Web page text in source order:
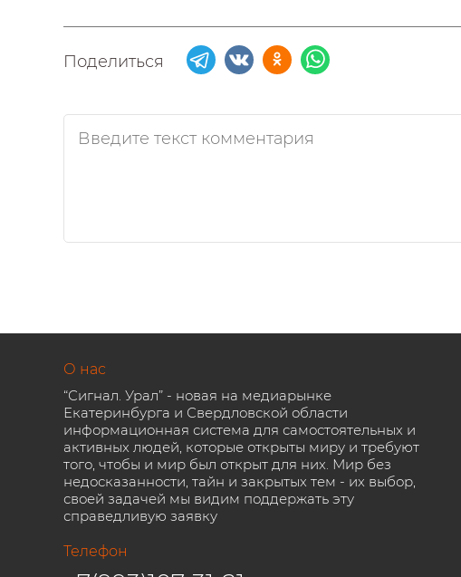
Поделиться
О нас
“Сигнал. Урал” - новая на медиарынке
Екатеринбурга и Свердловской области
информационная система для самостоятельных и
активных людей, которые открыты миру и требуют
того, чтобы и мир был открыт для них. Мир без
недосказанности, тайн и закрытых тем - их выбор,
своей задачей мы видим поддержать эту
справедливую заявку
Телефон